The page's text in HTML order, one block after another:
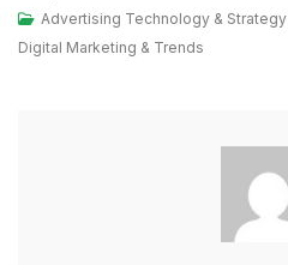
Advertising Technology & Strategy
Digital Marketing & Trends